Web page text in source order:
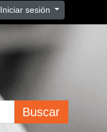
Iniciar sesión
Buscar